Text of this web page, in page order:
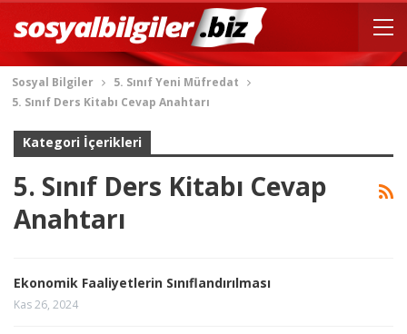
Sosyal Bilgiler
5. Sınıf Yeni Müfredat
5. Sınıf Ders Kitabı Cevap Anahtarı
Kategori İçerikleri
5. Sınıf Ders Kitabı Cevap
Anahtarı
Ekonomik Faaliyetlerin Sınıflandırılması
Kas 26, 2024